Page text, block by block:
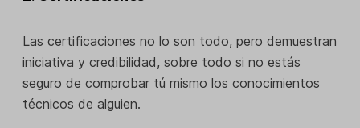
Las certificaciones no lo son todo, pero demuestran
iniciativa y credibilidad, sobre todo si no estás
seguro de comprobar tú mismo los conocimientos
técnicos de alguien.